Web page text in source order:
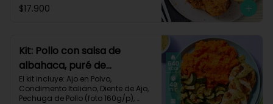
Cherry y Receta Impresa.
$17.900
Kit: Pollo con salsa de
albahaca, puré de
zanahorias y zucchini-85
El kit incluye: Ajo en Polvo,
Condimento Italiano, Diente de Ajo,
Pechuga de Pollo (foto 160g/p),